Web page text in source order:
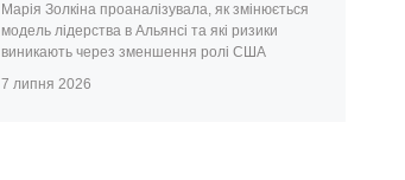
Марія Золкіна проаналізувала, як змінюється
модель лідерства в Альянсі та які ризики
виникають через зменшення ролі США
7 липня 2026